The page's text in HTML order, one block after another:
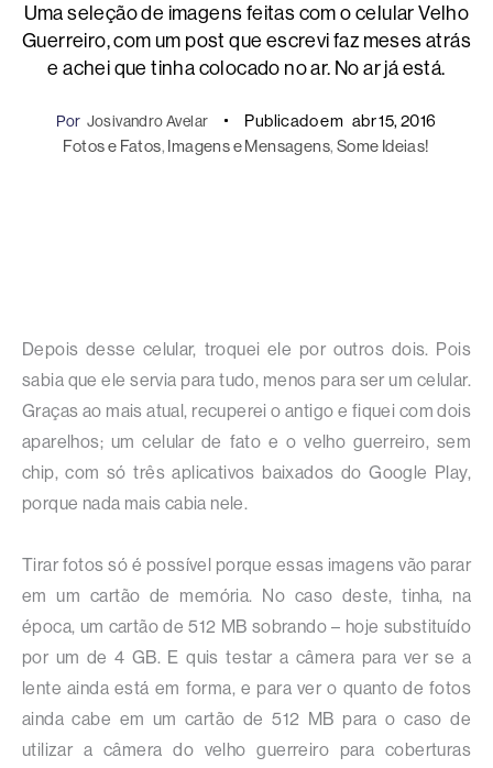
Uma seleção de imagens feitas com o celular Velho
Guerreiro, com um post que escrevi faz meses atrás
e achei que tinha colocado no ar. No ar já está.
Por Josivandro Avelar Publicado em abr 15, 2016
Fotos e Fatos, Imagens e Mensagens, Some Ideias!
Depois desse celular, troquei ele por outros dois. Pois
sabia que ele servia para tudo, menos para ser um celular.
Graças ao mais atual, recuperei o antigo e fiquei com dois
aparelhos; um celular de fato e o velho guerreiro, sem
chip, com só três aplicativos baixados do Google Play,
porque nada mais cabia nele.
Tirar fotos só é possível porque essas imagens vão parar
em um cartão de memória. No caso deste, tinha, na
época, um cartão de 512 MB sobrando – hoje substituído
por um de 4 GB. E quis testar a câmera para ver se a
lente ainda está em forma, e para ver o quanto de fotos
ainda cabe em um cartão de 512 MB para o caso de
utilizar a câmera do velho guerreiro para coberturas